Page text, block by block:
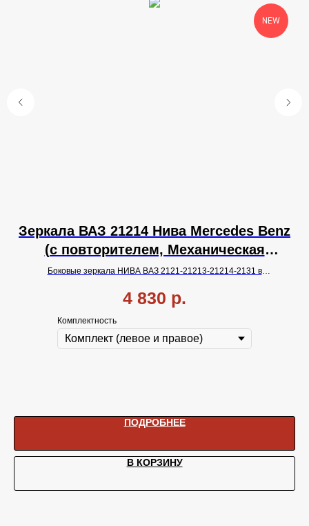
NEW
Зеркала ВАЗ 21214 Нива Mercedes Benz
(с повторителем, Механическая
регулировка, с Обогревом).
Боковые зеркала НИВА ВАЗ 2121-21213-21214-2131 в
регулировкой иобогревом
4 830 р.
Комплектность
ПОДРОБНЕЕ
В КОРЗИНУ